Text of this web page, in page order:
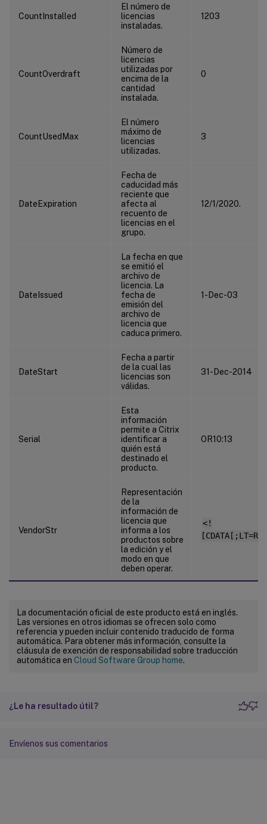
CountInstalled
El número de
licencias
instaladas.
1203
CountOverdraft
Número de
licencias
utilizadas por
encima de la
cantidad
instalada.
0
CountUsedMax
El número
máximo de
licencias
utilizadas.
3
DateExpiration
Fecha de
caducidad más
reciente que
afecta al
recuento de
licencias en el
grupo.
12/1/2020.
DateIssued
La fecha en que
se emitió el
archivo de
licencia. La
fecha de
emisión del
archivo de
licencia que
caduca primero.
1-Dec-03
DateStart
Fecha a partir
de la cual las
licencias son
válidas.
31-Dec-2014
Serial
Esta
información
permite a Citrix
identificar a
quién está
destinado el
producto.
OR10:13
VendorStr
Representación
de la
información de
licencia que
informa a los
productos sobre
la edición y el
modo en que
deben operar.
<!
La documentación oficial de este producto está en inglés.
Las versiones en otros idiomas se ofrecen solo como
referencia y pueden incluir contenido traducido de forma
automática. Para obtener más información, consulte la
cláusula de exención de responsabilidad sobre traducción
automática en Cloud Software Group home.
¿Le ha resultado útil?
Envíenos sus comentarios